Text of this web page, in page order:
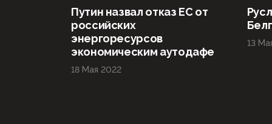
Путин назвал отказ ЕС от
российских
энергоресурсов
экономическим аутодафе
18 Мая 2022
13